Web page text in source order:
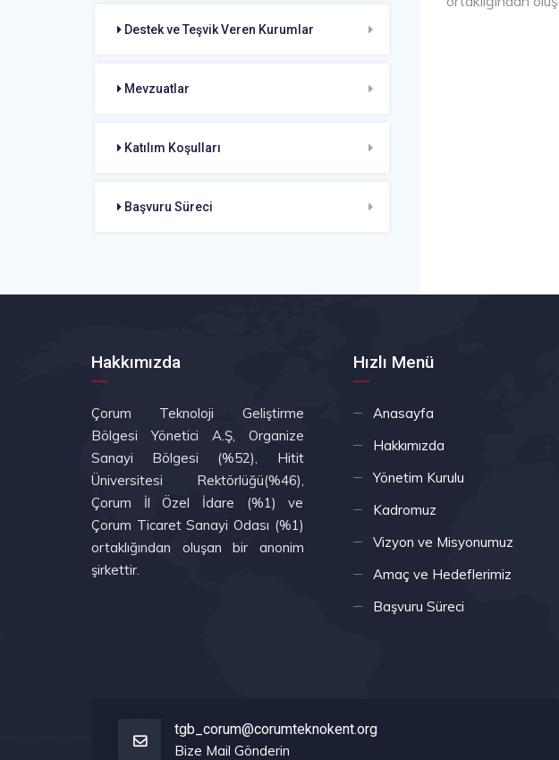
Destek ve Teşvik Veren Kurumlar
Mevzuatlar
Katılım Koşulları
Başvuru Süreci
Hakkımızda
Çorum Teknoloji Geliştirme
Bölgesi Yönetici A.Ş, Organize
Sanayi Bölgesi (%52), Hitit
Üniversitesi Rektörlüğü(%46),
Çorum İl Özel İdare (%1) ve
Çorum Ticaret Sanayi Odası (%1)
ortaklığından oluşan bir anonim
şirkettir.
Hızlı Menü
Anasayfa
Hakkımızda
Yönetim Kurulu
Kadromuz
Vizyon ve Misyonumuz
Amaç ve Hedeflerimiz
Başvuru Süreci
tgb_corum@corumteknokent.org
Bize Mail Gönderin